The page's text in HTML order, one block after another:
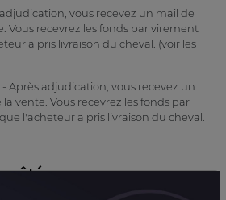
vous recevez un mail de
Vous recevrez les fonds par virement
a pris livraison du cheval. (voir les
- Après adjudication, vous recevez un
vente. Vous recevrez les fonds par
l'acheteur a pris livraison du cheval.
côtés